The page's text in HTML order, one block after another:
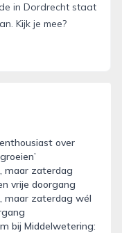
in Dordrecht staat
Kijk je mee?
over
maar zaterdag
vrije doorgang
maar zaterdag wél
bij Middelwetering: